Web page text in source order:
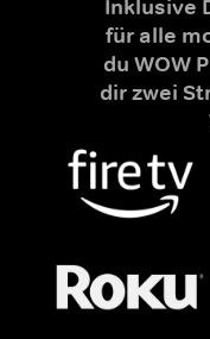
Inklusive
für alle
du WOW
dir zwei